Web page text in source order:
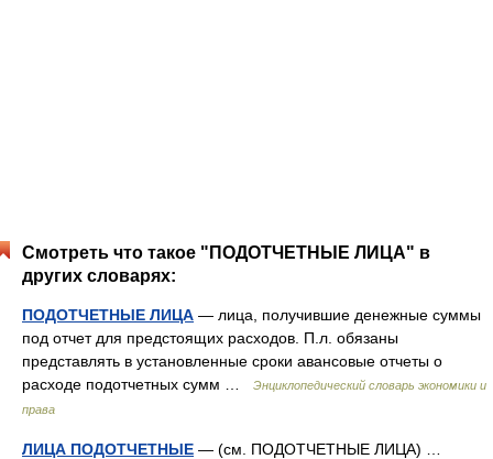
Смотреть что такое "ПОДОТЧЕТНЫЕ ЛИЦА" в
других словарях:
ПОДОТЧЕТНЫЕ ЛИЦА — лица, получившие денежные суммы
под отчет для предстоящих расходов. П.л. обязаны
представлять в установленные сроки авансовые отчеты о
расходе подотчетных сумм …
Энциклопедический словарь экономики и
права
ЛИЦА ПОДОТЧЕТНЫЕ — (см. ПОДОТЧЕТНЫЕ ЛИЦА) …